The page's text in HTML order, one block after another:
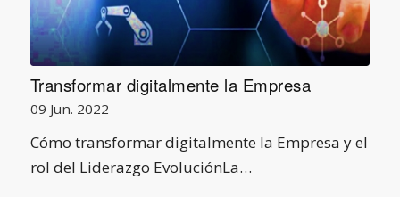
Transformar digitalmente la Empresa
09 Jun. 2022
Cómo transformar digitalmente la Empresa y el
rol del Liderazgo EvoluciónLa…